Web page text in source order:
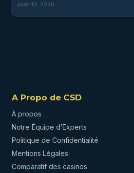
août 10, 2026
A Propo de CSD
À propos
Notre Équipe d’Experts
Politique de Confidentialité
Mentions Légales
Comparatif des casinos